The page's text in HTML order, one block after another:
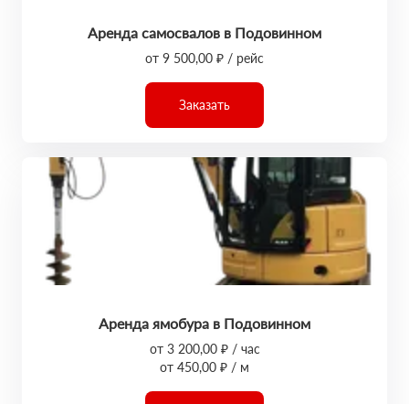
Аренда самосвалов в Подовинном
от 9 500,00 ₽ / рейс
Заказать
Аренда ямобура в Подовинном
от 3 200,00 ₽ / час
от 450,00 ₽ / м